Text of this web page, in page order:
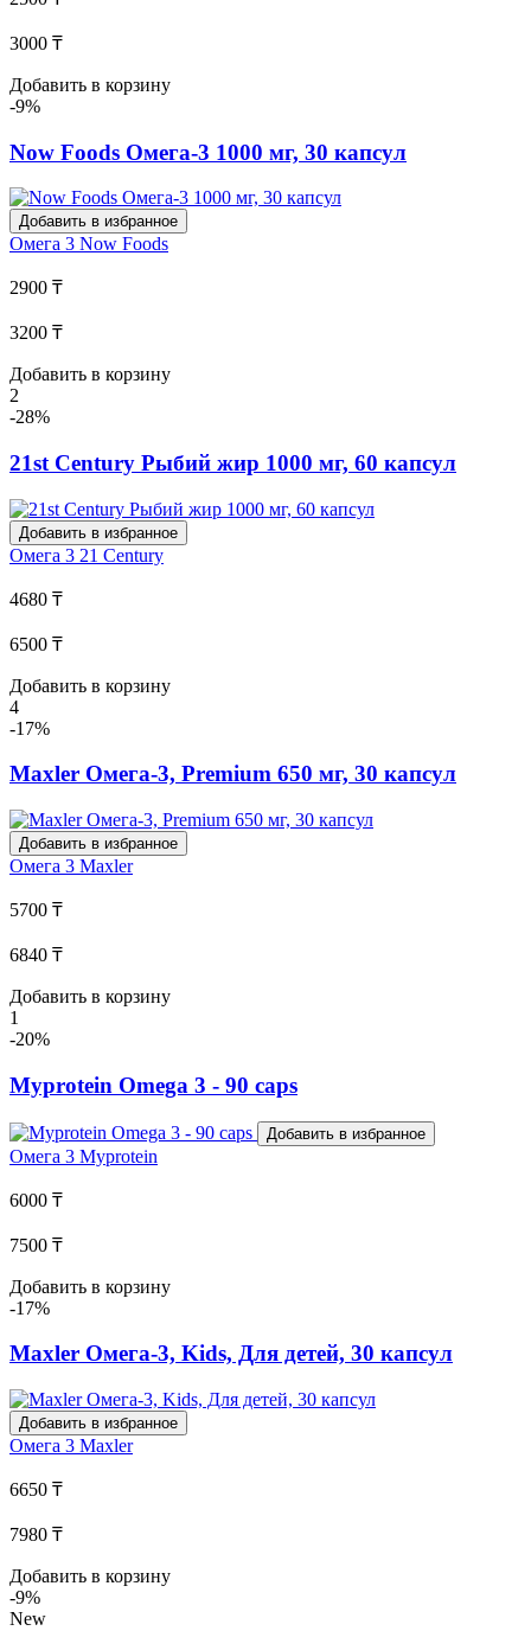
3000 ₸
Добавить в корзину
-9%
Now Foods Омега-3 1000 мг, 30 капсул
Добавить в избранное
Омега 3 Now Foods
2900 ₸
3200 ₸
Добавить в корзину
2
-28%
21st Century Рыбий жир 1000 мг, 60 капсул
Добавить в избранное
Омега 3 21 Century
4680 ₸
6500 ₸
Добавить в корзину
4
-17%
Maxler Омега-3, Premium 650 мг, 30 капсул
Добавить в избранное
Омега 3 Maxler
5700 ₸
6840 ₸
Добавить в корзину
1
-20%
Myprotein Omega 3 - 90 caps
Добавить в избранное
Омега 3 Myprotein
6000 ₸
7500 ₸
Добавить в корзину
-17%
Maxler Омега-3, Kids, Для детей, 30 капсул
Добавить в избранное
Омега 3 Maxler
6650 ₸
7980 ₸
Добавить в корзину
-9%
New